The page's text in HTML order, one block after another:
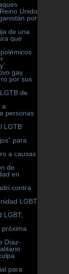
Unido
por
de una
que
gay
por sus
de
a
personas
LGTB
para
a causas
de
en
contra
LGBT
LGBT;
próxima
Díaz-
para